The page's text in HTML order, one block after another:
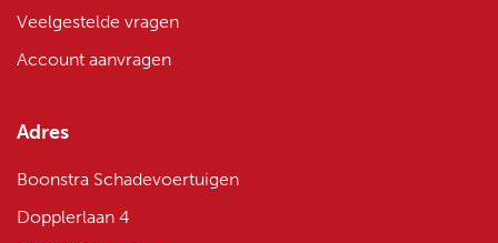
Veelgestelde vragen
Account aanvragen
Adres
Boonstra Schadevoertuigen
Dopplerlaan 4